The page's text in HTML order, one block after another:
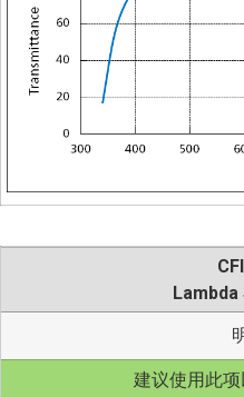
Lambda
建议使用此